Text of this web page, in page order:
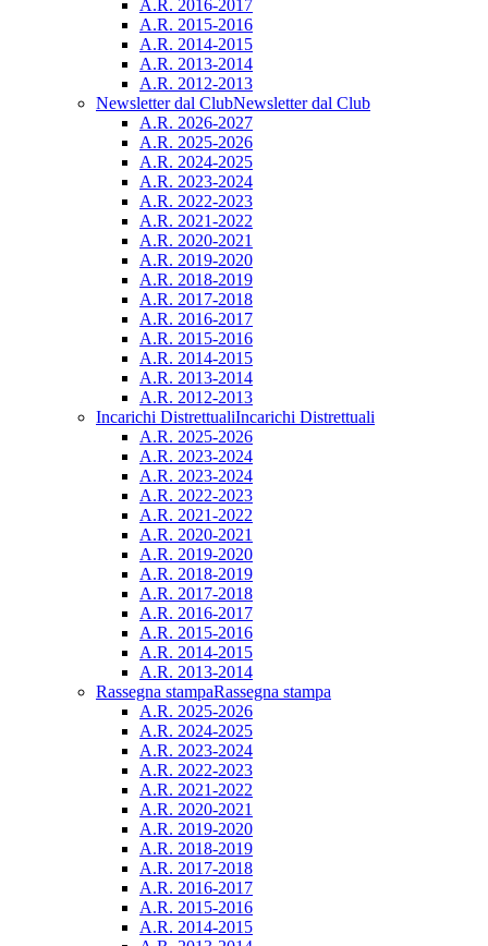
A.R. 2016-2017
A.R. 2015-2016
A.R. 2014-2015
A.R. 2013-2014
A.R. 2012-2013
Newsletter dal ClubNewsletter dal Club
A.R. 2026-2027
A.R. 2025-2026
A.R. 2024-2025
A.R. 2023-2024
A.R. 2022-2023
A.R. 2021-2022
A.R. 2020-2021
A.R. 2019-2020
A.R. 2018-2019
A.R. 2017-2018
A.R. 2016-2017
A.R. 2015-2016
A.R. 2014-2015
A.R. 2013-2014
A.R. 2012-2013
Incarichi DistrettualiIncarichi Distrettuali
A.R. 2025-2026
A.R. 2023-2024
A.R. 2023-2024
A.R. 2022-2023
A.R. 2021-2022
A.R. 2020-2021
A.R. 2019-2020
A.R. 2018-2019
A.R. 2017-2018
A.R. 2016-2017
A.R. 2015-2016
A.R. 2014-2015
A.R. 2013-2014
Rassegna stampaRassegna stampa
A.R. 2025-2026
A.R. 2024-2025
A.R. 2023-2024
A.R. 2022-2023
A.R. 2021-2022
A.R. 2020-2021
A.R. 2019-2020
A.R. 2018-2019
A.R. 2017-2018
A.R. 2016-2017
A.R. 2015-2016
A.R. 2014-2015